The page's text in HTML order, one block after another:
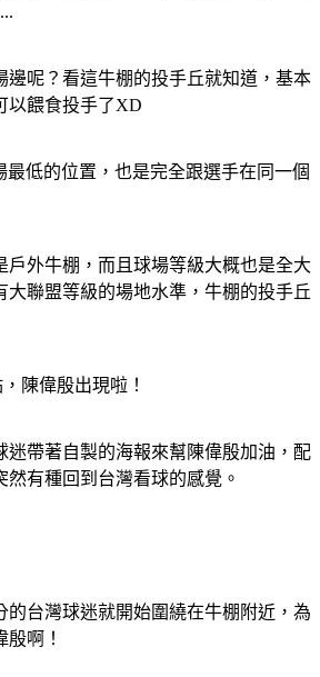
邊呢？看這牛棚的投手丘就知道，基本
以餵食投手了XD
最低的位置，也是完全跟選手在同一個
戶外牛棚，而且球場等級大概也是全大
大聯盟等級的場地水準，牛棚的投手丘
陳偉殷出現啦！
迷帶著自製的海報來幫陳偉殷加油，配
有種回到台灣看球的感覺。
的台灣球迷就開始圍繞在牛棚附近，為
殷啊！